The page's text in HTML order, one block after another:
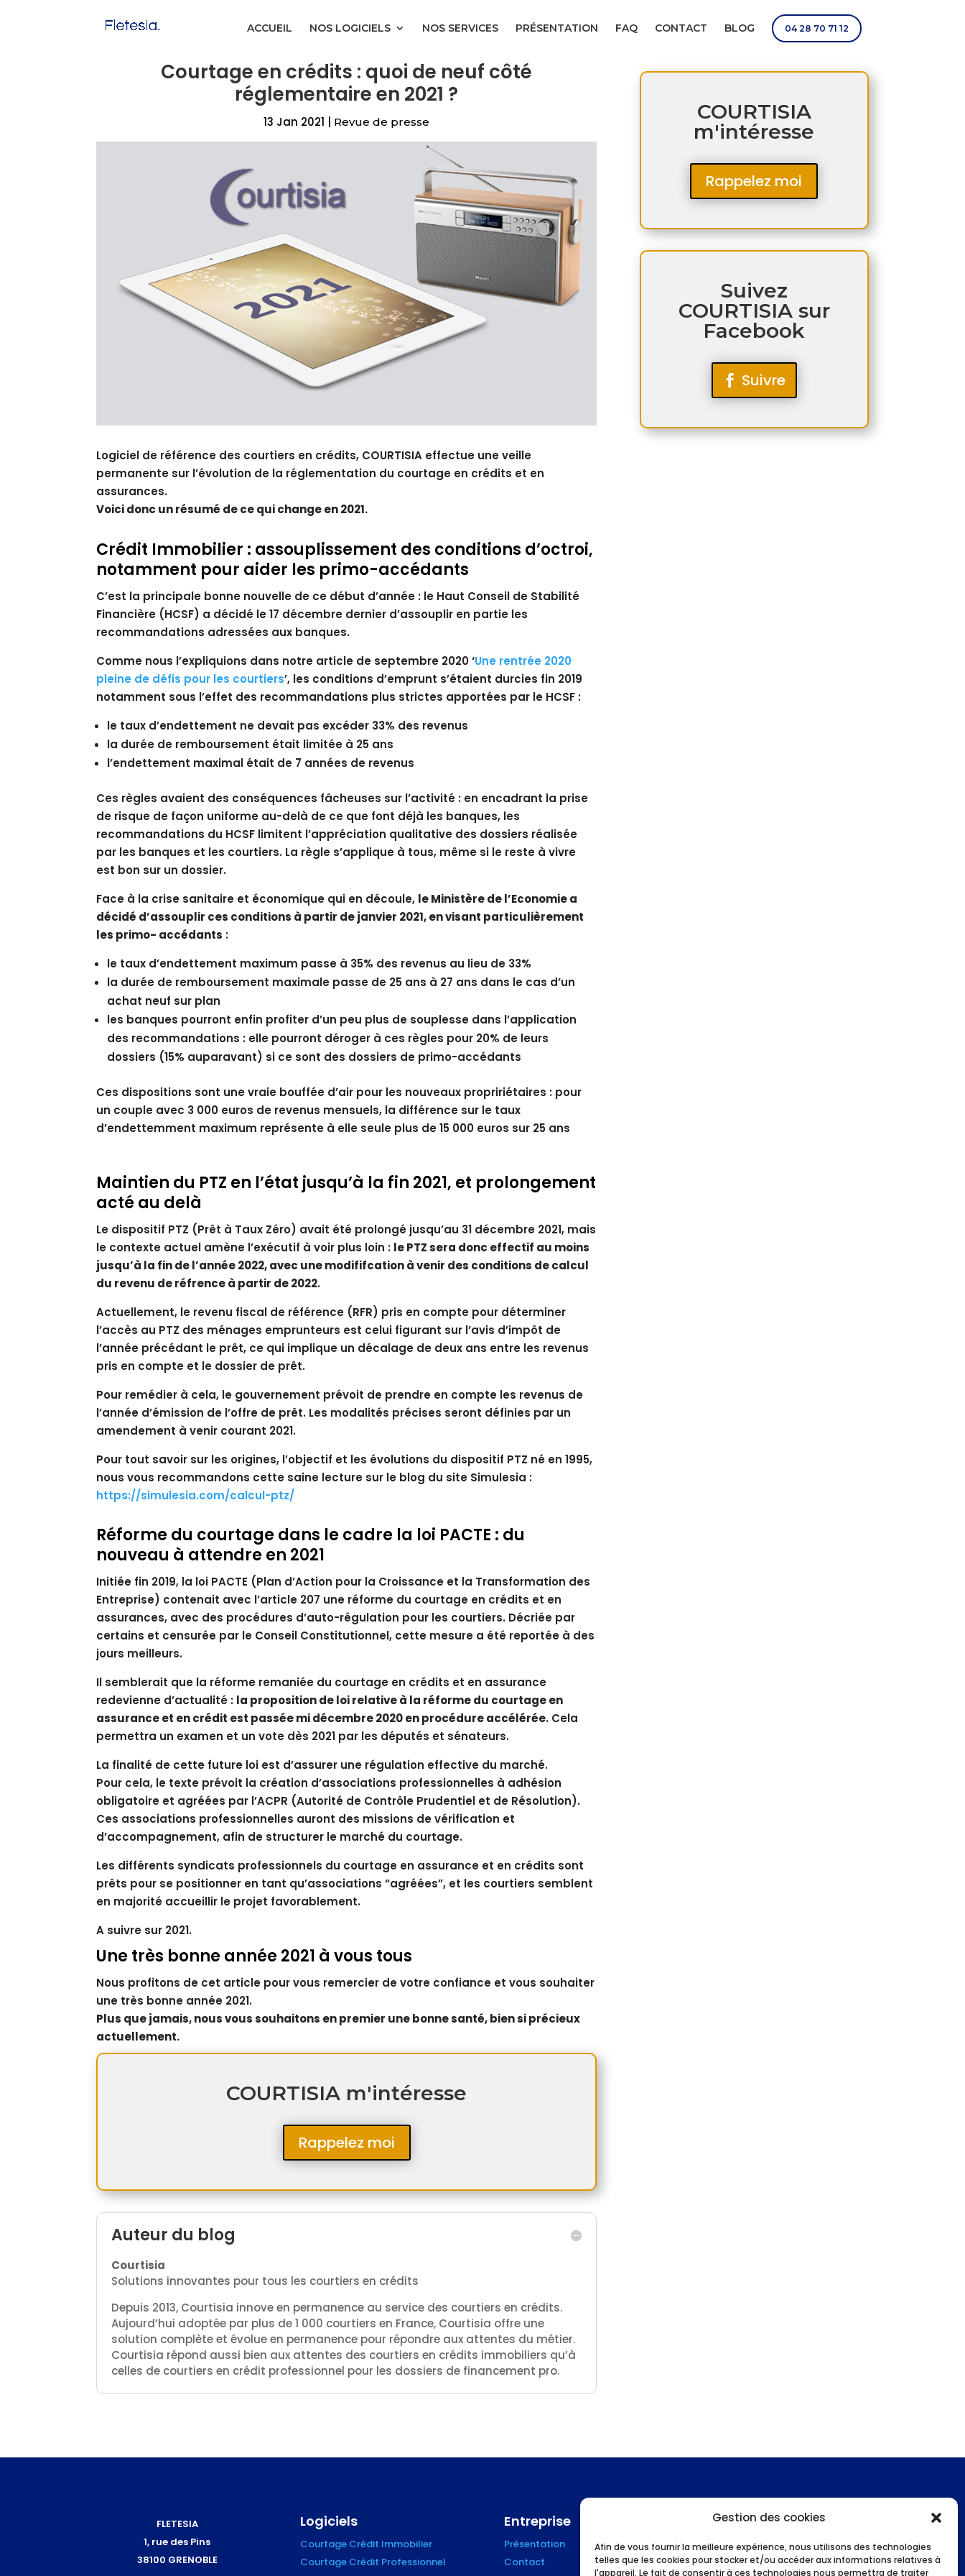
Gestion des cookies
Afin de vous fournir la meilleure expérience, nous utilisons des technologies
telles que les cookies pour stocker et/ou accéder aux informations relatives à
l'appareil. Le fait de consentir à ces technologies nous permettra de traiter
ACCUEIL NOS LOGICIELS NOS SERVICES PRÉSENTATION FAQ CONTACT BLOG 04 28 70 71 12
Courtage en crédits : quoi de neuf côté
réglementaire en 2021 ?
13 Jan 2021 Revue de presse
Logiciel de référence des courtiers en crédits, COURTISIA effectue une veille
permanente sur l’évolution de la réglementation du courtage en crédits et en
assurances.
Voici donc un résumé de ce qui change en 2021.
Crédit Immobilier : assouplissement des conditions d’octroi,
notamment pour aider les primo-accédants
C’est la principale bonne nouvelle de ce début d’année : le Haut Conseil de Stabilité
Financière (HCSF) a décidé le 17 décembre dernier d’assouplir en partie les
recommandations adressées aux banques.
Comme nous l’expliquions dans notre article de septembre 2020 ‘Une rentrée 2020
pleine de défis pour les courtiers’, les conditions d’emprunt s’étaient durcies fin 2019
notamment sous l’effet des recommandations plus strictes apportées par le HCSF :
le taux d’endettement ne devait pas excéder 33% des revenus
la durée de remboursement était limitée à 25 ans
l’endettement maximal était de 7 années de revenus
Ces règles avaient des conséquences fâcheuses sur l’activité : en encadrant la prise
de risque de façon uniforme au-delà de ce que font déjà les banques, les
recommandations du HCSF limitent l’appréciation qualitative des dossiers réalisée
par les banques et les courtiers. La règle s’applique à tous, même si le reste à vivre
est bon sur un dossier.
Face à la crise sanitaire et économique qui en découle, le Ministère de l’Economie a
décidé d’assouplir ces conditions à partir de janvier 2021, en visant particulièrement
les primo- accédants :
le taux d’endettement maximum passe à 35% des revenus au lieu de 33%
la durée de remboursement maximale passe de 25 ans à 27 ans dans le cas d’un
achat neuf sur plan
les banques pourront enfin profiter d’un peu plus de souplesse dans l’application
des recommandations : elle pourront déroger à ces règles pour 20% de leurs
dossiers (15% auparavant) si ce sont des dossiers de primo-accédants
Ces dispositions sont une vraie bouffée d’air pour les nouveaux propririétaires : pour
un couple avec 3 000 euros de revenus mensuels, la différence sur le taux
d’endettemment maximum représente à elle seule plus de 15 000 euros sur 25 ans
Maintien du PTZ en l’état jusqu’à la fin 2021, et prolongement
acté au delà
Le dispositif PTZ (Prêt à Taux Zéro) avait été prolongé jusqu’au 31 décembre 2021, mais
le contexte actuel amène l’exécutif à voir plus loin : le PTZ sera donc effectif au moins
jusqu’à la fin de l’année 2022, avec une modififcation à venir des conditions de calcul
du revenu de réfrence à partir de 2022.
Actuellement, le revenu fiscal de référence (RFR) pris en compte pour déterminer
l’accès au PTZ des ménages emprunteurs est celui figurant sur l’avis d’impôt de
l’année précédant le prêt, ce qui implique un décalage de deux ans entre les revenus
pris en compte et le dossier de prêt.
Pour remédier à cela, le gouvernement prévoit de prendre en compte les revenus de
l’année d’émission de l’offre de prêt. Les modalités précises seront définies par un
amendement à venir courant 2021.
Pour tout savoir sur les origines, l’objectif et les évolutions du dispositif PTZ né en 1995,
nous vous recommandons cette saine lecture sur le blog du site Simulesia :
https://simulesia.com/calcul-ptz/
Réforme du courtage dans le cadre la loi PACTE : du
nouveau à attendre en 2021
Initiée fin 2019, la loi PACTE (Plan d’Action pour la Croissance et la Transformation des
Entreprise) contenait avec l’article 207 une réforme du courtage en crédits et en
assurances, avec des procédures d’auto-régulation pour les courtiers. Décriée par
certains et censurée par le Conseil Constitutionnel, cette mesure a été reportée à des
jours meilleurs.
Il semblerait que la réforme remaniée du courtage en crédits et en assurance
redevienne d’actualité : la proposition de loi relative à la réforme du courtage en
assurance et en crédit est passée mi décembre 2020 en procédure accélérée. Cela
permettra un examen et un vote dès 2021 par les députés et sénateurs.
La finalité de cette future loi est d’assurer une régulation effective du marché.
Pour cela, le texte prévoit la création d’associations professionnelles à adhésion
obligatoire et agréées par l’ACPR (Autorité de Contrôle Prudentiel et de Résolution).
Ces associations professionnelles auront des missions de vérification et
d’accompagnement, afin de structurer le marché du courtage.
Les différents syndicats professionnels du courtage en assurance et en crédits sont
prêts pour se positionner en tant qu’associations “agréées”, et les courtiers semblent
en majorité accueillir le projet favorablement.
A suivre sur 2021.
Une très bonne année 2021 à vous tous
Nous profitons de cet article pour vous remercier de votre confiance et vous souhaiter
une très bonne année 2021.
Plus que jamais, nous vous souhaitons en premier une bonne santé, bien si précieux
actuellement.
COURTISIA m'intéresse
Rappelez moi
Auteur du blog
Courtisia
Solutions innovantes pour tous les courtiers en crédits
Depuis 2013, Courtisia innove en permanence au service des courtiers en crédits.
Aujourd’hui adoptée par plus de 1 000 courtiers en France, Courtisia offre une
solution complète et évolue en permanence pour répondre aux attentes du métier.
Courtisia répond aussi bien aux attentes des courtiers en crédits immobiliers qu’à
celles de courtiers en crédit professionnel pour les dossiers de financement pro.
COURTISIA
m'intéresse
Rappelez moi
Suivez
COURTISIA sur
Facebook
Suivre
FLETESIA
1, rue des Pins
38100 GRENOBLE
Logiciels
Courtage Crédit Immobilier
Courtage Crédit Professionnel
Entreprise
Présentation
Contact
Suivez-nous !